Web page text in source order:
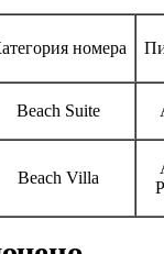
номера
Beach Suite
Beach Villa